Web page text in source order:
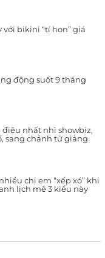
với bikini “tí hon” giá
động suốt 9 tháng
nhất nhì showbiz,
sang chảnh từ giảng
chị em “xếp xó” khi
lịch mê 3 kiểu này